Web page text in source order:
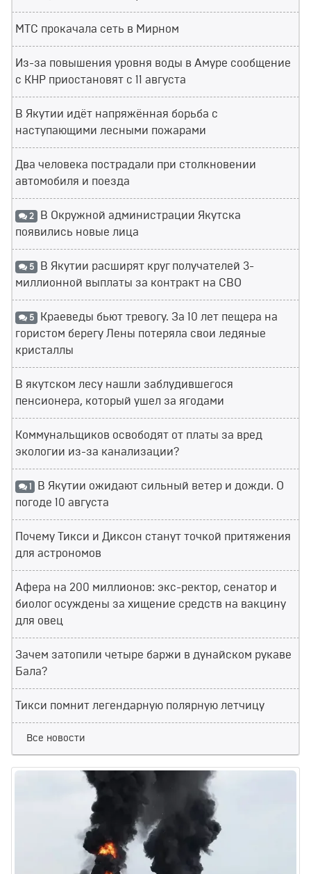
МТС прокачала сеть в Мирном
Из-за повышения уровня воды в Амуре сообщение
с КНР приостановят с 11 августа
В Якутии идёт напряжённая борьба с
наступающими лесными пожарами
Два человека пострадали при столкновении
автомобиля и поезда
2 В Окружной администрации Якутска
появились новые лица
5 В Якутии расширят круг получателей 3-
миллионной выплаты за контракт на СВО
5 Краеведы бьют тревогу. За 10 лет пещера на
гористом берегу Лены потеряла свои ледяные
кристаллы
В якутском лесу нашли заблудившегося
пенсионера, который ушел за ягодами
Коммунальщиков освободят от платы за вред
экологии из-за канализации?
1 В Якутии ожидают сильный ветер и дожди. О
погоде 10 августа
Почему Тикси и Диксон станут точкой притяжения
для астрономов
Афера на 200 миллионов: экс-ректор, сенатор и
биолог осуждены за хищение средств на вакцину
для овец
Зачем затопили четыре баржи в дунайском рукаве
Бала?
Тикси помнит легендарную полярную летчицу
Все новости